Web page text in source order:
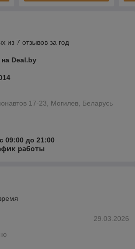
из 7 отзывов за год
Deal.by
17-23, Могилев, Беларусь
09:00 до 21:00
работы
29.03.2026